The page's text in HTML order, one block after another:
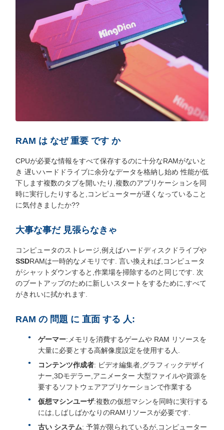
RAM は なぜ 重要 です か
CPUが必要な情報をすべて保存するのに十分なRAMがないと
き 遅いハードドライブに余分なデータを格納し始め 性能が低
下します複数のタブを開いたり,複数のアプリケーションを同
時に実行したりすると,コンピューターが遅くなっていること
に気付きましたか??
大事な事だ 見張らなきゃ
コンピュータのストレージ,例えばハードディスクドライブや
SSDRAMは一時的なメモリです. 言い換えれば,コンピュータ
がシャットダウンすると,作業場を掃除するのと同じです. 次
のブートアップのために新しいスタートをするために,すべて
がきれいに拭かれます.
RAM の 問題 に 直面 する 人:
ゲーマー:メモリを消費するゲームや RAM リソースを
大量に必要とする高解像度設定を使用する人.
コンテンツ作成者: ビデオ編集者,グラフィックデザイ
ナー,3Dモデラー,アニメーター 大型ファイルや資源を
要するソフトウェアアプリケーションで作業する
仮想マシンユーザ:複数の仮想マシンを同時に実行する
には,しばしばかなりのRAMリソースが必要です.
古い システム: 予算が限られているが,コンピューター